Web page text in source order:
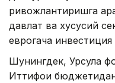
ривожлантиришга
давлат ва хусусий
еврогача
Шунингдек, Урсула
Иттифоқи